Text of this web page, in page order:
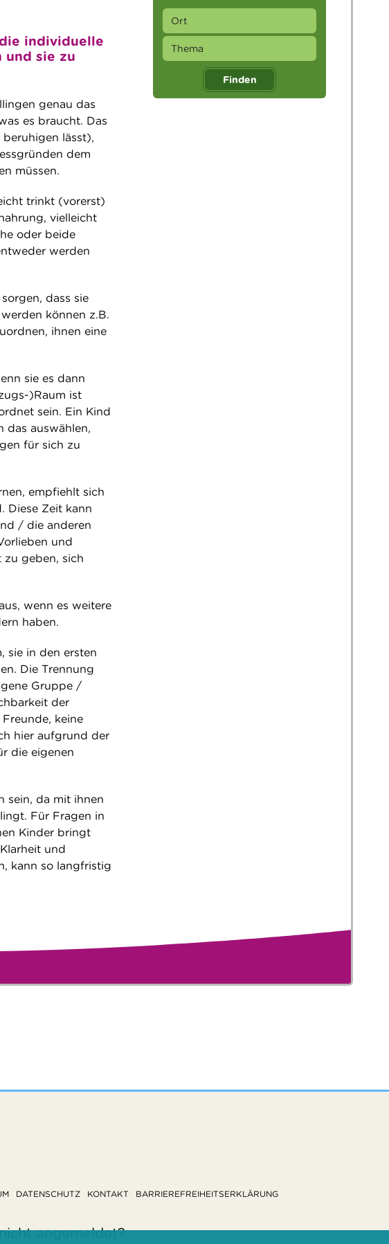
individuelle
und sie zu
genau das
es braucht. Das
lässt),
dem
müssen.
trinkt (vorerst)
vielleicht
oder beide
werden
dass sie
können z.B.
ihnen eine
sie es dann
)Raum ist
sein. Ein Kind
das auswählen,
für sich zu
empfiehlt sich
Diese Zeit kann
/ die anderen
und
zu geben, sich
wenn es weitere
haben.
sie in den ersten
Die Trennung
Gruppe /
der
keine
hier aufgrund der
die eigenen
sein, da mit ihnen
Für Fragen in
Kinder bringt
und
kann so langfristig
Finden
DATENSCHUTZ KONTAKT BARRIEREFREIHEITSERKLÄRUNG
angemeldet?